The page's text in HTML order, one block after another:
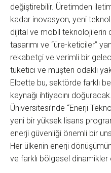
değiştirebilir. Üretimden
kadar inovasyon, yeni
dijital ve mobil teknolojilerin
tasarımı ve “üre-keticiler”
rekabetçi ve verimli bir
tüketici ve müşteri odaklı
Elbette bu, sektörde farklı
kaynağı ihtiyacını
Üniversitesi’nde “Enerji
yeni bir yüksek lisans
enerji güvenliği önemli bir
Her ülkenin enerji
ve farklı bölgesel dinamikler